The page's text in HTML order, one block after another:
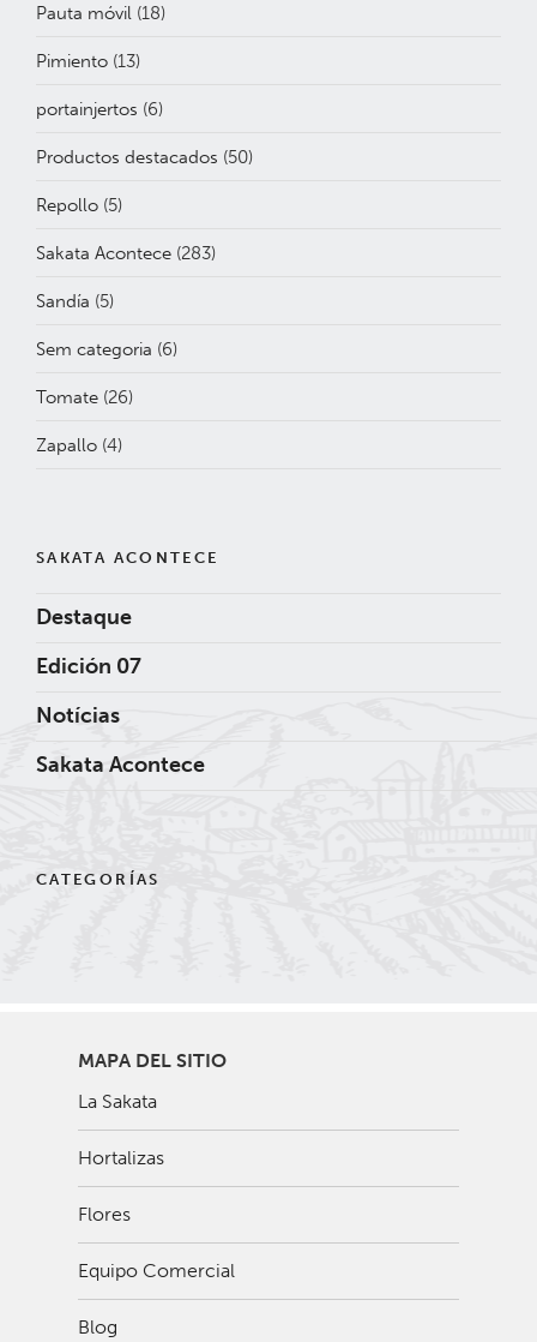
Pauta móvil (18)
Pimiento (13)
portainjertos (6)
Productos destacados (50)
Repollo (5)
Sakata Acontece (283)
Sandía (5)
Sem categoria (6)
Tomate (26)
Zapallo (4)
SAKATA ACONTECE
Destaque
Edición 07
Notícias
Sakata Acontece
CATEGORÍAS
MAPA DEL SITIO
La Sakata
Hortalizas
Flores
Equipo Comercial
Blog